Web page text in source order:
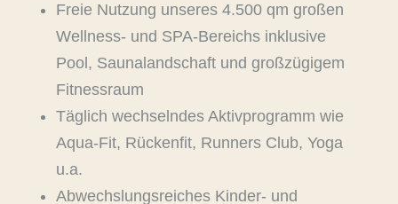
Freie Nutzung unseres 4.500 qm großen
Wellness- und SPA-Bereichs inklusive
Pool, Saunalandschaft und großzügigem
Fitnessraum
Täglich wechselndes Aktivprogramm wie
Aqua-Fit, Rückenfit, Runners Club, Yoga
u.a.
Abwechslungsreiches Kinder- und